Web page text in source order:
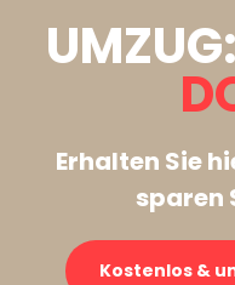
UMZUG:
Erhalten Sie
sparen
Kostenlos &